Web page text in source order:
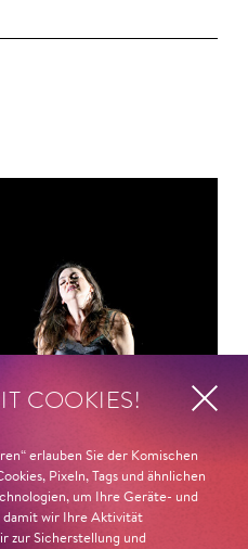
COOKIES!
erlauben Sie der Komischen
Pixeln, Tags und ähnlichen
um Ihre Geräte- und
damit wir Ihre Aktivität
zur Sicherstellung und